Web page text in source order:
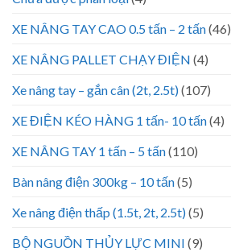
XE NÂNG TAY CAO 0.5 tấn – 2 tấn(46)
XE NÂNG PALLET CHẠY ĐIỆN (4)
Xe nâng tay – gắn cân (2t, 2.5t)(107)
XE ĐIỆN KÉO HÀNG 1 tấn- 10 tấn(4)
XE NÂNG TAY 1 tấn – 5 tấn(110)
Bàn nâng điện 300kg – 10 tấn(5)
Xe nâng điện thấp (1.5t, 2t, 2.5t)(5)
BỘ NGUỒN THỦY LỰC MINI (9)